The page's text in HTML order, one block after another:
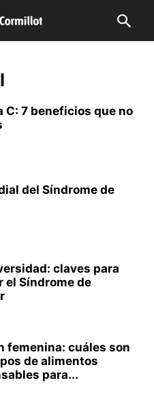
C: 7 beneficios que no
del Síndrome de
claves para
el Síndrome de
femenina: cuáles son
de alimentos
para...